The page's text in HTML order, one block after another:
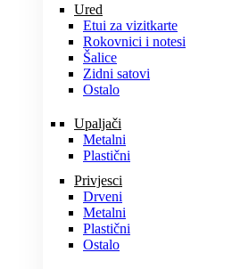
Ured
Etui za vizitkarte
Rokovnici i notesi
Šalice
Zidni satovi
Ostalo
Upaljači
Metalni
Plastični
Privjesci
Drveni
Metalni
Plastični
Ostalo